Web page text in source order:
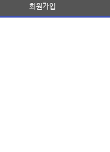
회원가입